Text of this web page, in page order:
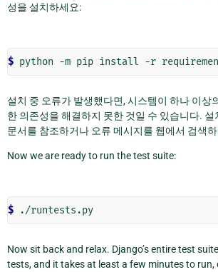
성을 설치하세요:
$ python -m pip install -r
설치 중 오류가 발생했다면, 시스템이 하나 이상
한 의존성을 해결하지 못한 것일 수 있습니다.
문서를 참조하거나 오류 메시지를 웹에서 검색
Now we are ready to run the test suite:
$
Now sit back and relax. Django’s entire test
tests, and it takes at least a few minutes to run,